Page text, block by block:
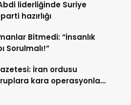
liderliğinde Suriye
hazırlığı
Bitmedi: “İnsanlık
Sorulmalı!”
İran ordusu
kara operasyonları